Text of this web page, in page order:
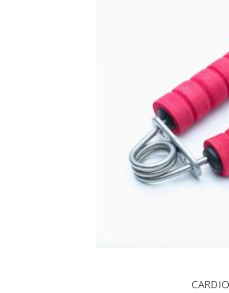
CARDIO